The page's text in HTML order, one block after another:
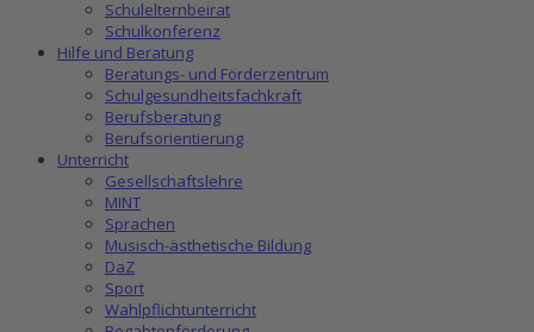
Schulelternbeirat
Schulkonferenz
Hilfe und Beratung
Beratungs- und Förderzentrum
Schulgesundheitsfachkraft
Berufsberatung
Berufsorientierung
Unterricht
Gesellschaftslehre
MINT
Sprachen
Musisch-ästhetische Bildung
DaZ
Sport
Wahlpflichtunterricht